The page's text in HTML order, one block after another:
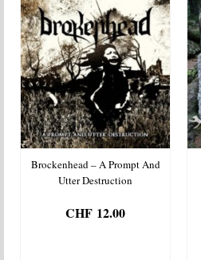
Brockenhead – A Prompt And
Utter Destruction
CHF 12.00